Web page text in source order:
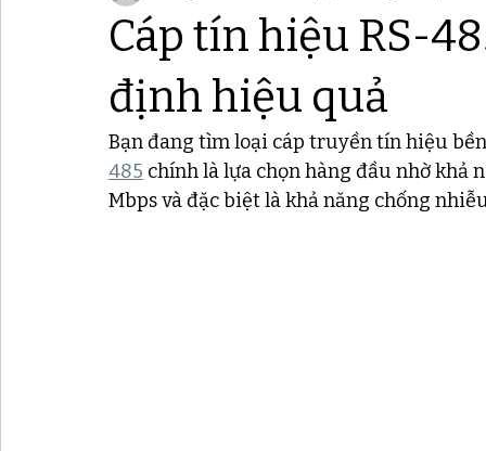
Cáp tín hiệu RS-
định hiệu quả
Bạn đang tìm loại cáp truyền tín hiệu
485 chính là lựa chọn hàng đầu nhờ khả
Mbps và đặc biệt là khả năng chống